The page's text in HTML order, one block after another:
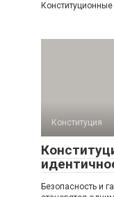
Конституция
Безопасность и